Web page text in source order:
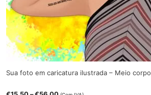
Sua foto em caricatura ilustrada – Meio corpo